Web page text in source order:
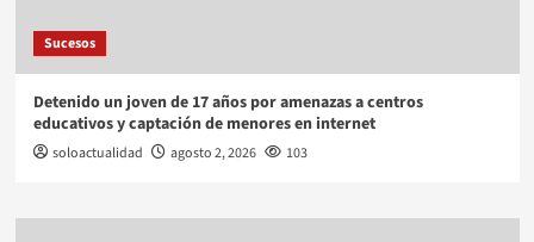
Sucesos
Detenido un joven de 17 años por amenazas a centros
educativos y captación de menores en internet
soloactualidad agosto 2, 2026 103